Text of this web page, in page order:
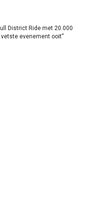
District Ride met 20.000
evenement ooit”